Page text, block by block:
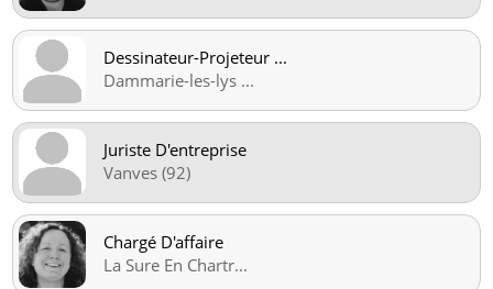
Dessinateur-Projeteur ...
Dammarie-les-lys ...
Juriste D'entreprise
Vanves (92)
Chargé D'affaire
La Sure En Chartr...